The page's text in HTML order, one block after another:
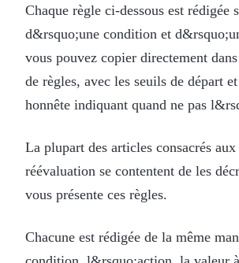
Chaque règle ci-dessous est rédigée
d&rsquo;une condition et
vous pouvez copier directement
de règles, avec les seuils de départ
honnête indiquant quand ne pas
La plupart des articles consacrés aux
réévaluation se contentent de les
vous présente ces règles.
Chacune est rédigée de la même